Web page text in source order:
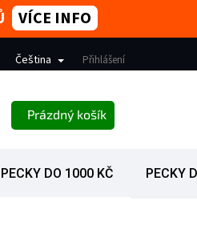
VÍCE INFO
OCHRANY OSOBNÍCH ÚDAJŮ
Čeština Přihlášení
NÁKUPNÍ KOŠÍK
Prázdný košík
PECKY DO 1000 KČ PECKY